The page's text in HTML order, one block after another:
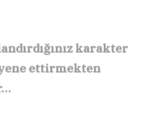
karakter
ettirmekten